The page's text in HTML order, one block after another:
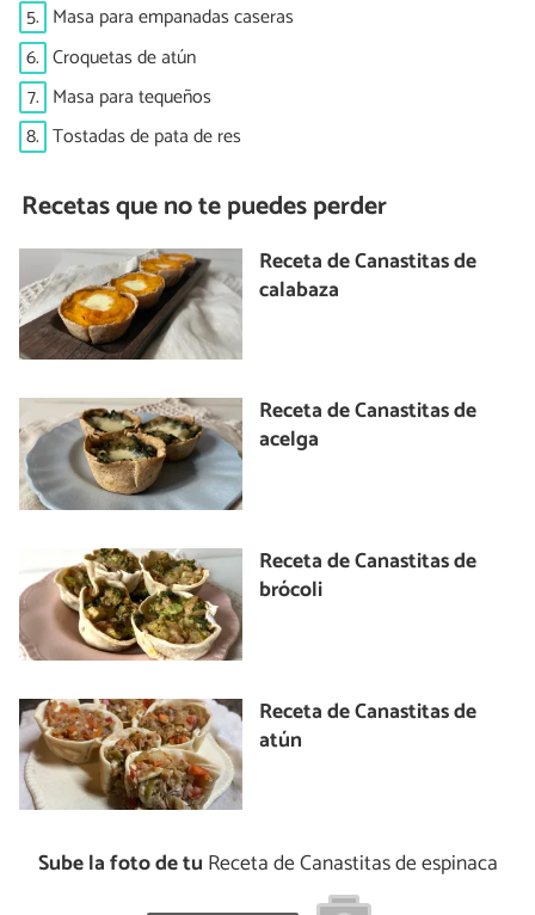
5. Masa para empanadas caseras
6. Croquetas de atún
7. Masa para tequeños
8. Tostadas de pata de res
Recetas que no te puedes perder
Receta de Canastitas de
calabaza
Receta de Canastitas de
acelga
Receta de Canastitas de
brócoli
Receta de Canastitas de
atún
Sube la foto de tu Receta de Canastitas de espinaca